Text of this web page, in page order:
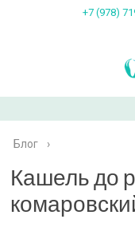
+7 (978)
Блог ›
Кашель до